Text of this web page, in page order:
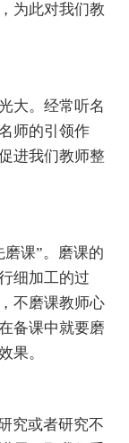
为此对我们教
大。经常听名
师的引领作
进我们教师整
课”。磨课的
细加工的过
不磨课教师心
备课中就要磨
果。
究或者研究不